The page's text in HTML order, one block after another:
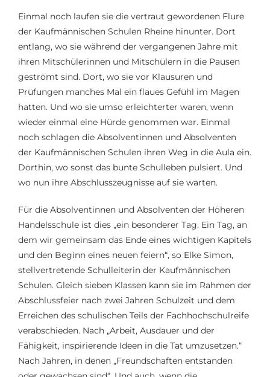
Einmal noch laufen sie die vertraut gewordenen Flure
der Kaufmännischen Schulen Rheine hinunter. Dort
entlang, wo sie während der vergangenen Jahre mit
ihren Mitschülerinnen und Mitschülern in die Pausen
geströmt sind. Dort, wo sie vor Klausuren und
Prüfungen manches Mal ein flaues Gefühl im Magen
hatten. Und wo sie umso erleichterter waren, wenn
wieder einmal eine Hürde genommen war. Einmal
noch schlagen die Absolventinnen und Absolventen
der Kaufmännischen Schulen ihren Weg in die Aula ein.
Dorthin, wo sonst das bunte Schulleben pulsiert. Und
wo nun ihre Abschlusszeugnisse auf sie warten.
Für die Absolventinnen und Absolventen der Höheren
Handelsschule ist dies „ein besonderer Tag. Ein Tag, an
dem wir gemeinsam das Ende eines wichtigen Kapitels
und den Beginn eines neuen feiern“, so Elke Simon,
stellvertretende Schulleiterin der Kaufmännischen
Schulen. Gleich sieben Klassen kann sie im Rahmen der
Abschlussfeier nach zwei Jahren Schulzeit und dem
Erreichen des schulischen Teils der Fachhochschulreife
verabschieden. Nach „Arbeit, Ausdauer und der
Fähigkeit, inspirierende Ideen in die Tat umzusetzen.“
Nach Jahren, in denen „Freundschaften entstanden